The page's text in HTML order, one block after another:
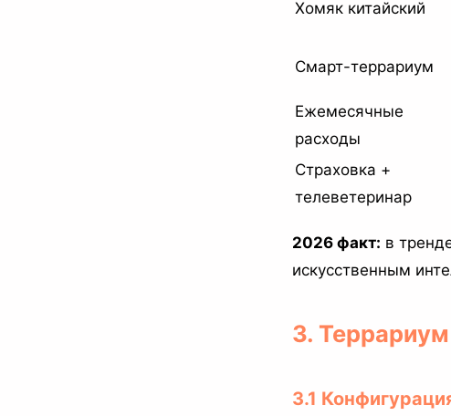
Хомяк китайский
Смарт-террариум
Ежемесячные
расходы
Страховка +
телеветеринар
2026 факт: в
искусственным
3.
3.1